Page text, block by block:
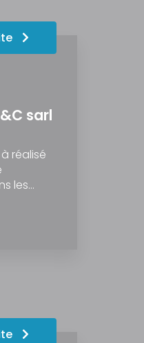
sarl
réalisé
les…